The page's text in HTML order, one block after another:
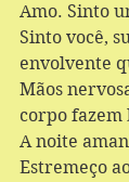
Amo. Sinto
Sinto você,
envolvente
Mãos
corpo
A noite
Estremeço